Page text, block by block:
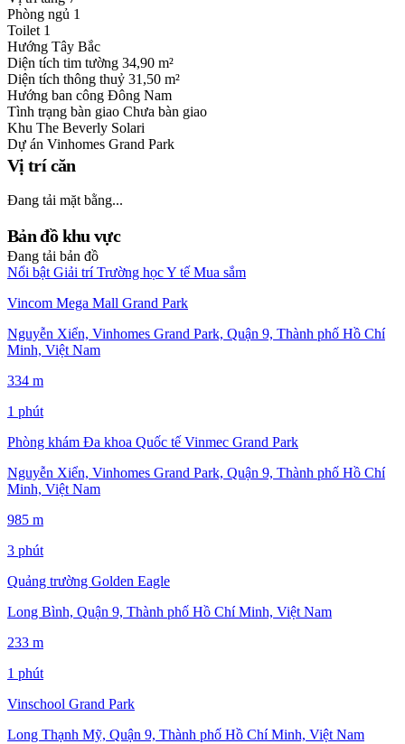
Phòng ngủ 1
Toilet 1
Hướng Tây Bắc
Diện tích tim tường 34,90 m²
Diện tích thông thuỷ 31,50 m²
Hướng ban công Đông Nam
Tình trạng bàn giao Chưa bàn giao
Khu The Beverly Solari
Dự án Vinhomes Grand Park
Vị trí căn
Đang tải mặt bằng...
Bản đồ khu vực
Đang tải bản đồ
Nổi bật Giải trí Trường họcY tế Mua sắm
Vincom Mega Mall Grand Park
Nguyễn Xiển, Vinhomes Grand Park, Quận 9, Thành phố Hồ Chí
Minh, Việt Nam
334 m
1 phút
Phòng khám Đa khoa Quốc tế Vinmec Grand Park
Nguyễn Xiển, Vinhomes Grand Park, Quận 9, Thành phố Hồ Chí
Minh, Việt Nam
985 m
3 phút
Quảng trường Golden Eagle
Long Bình, Quận 9, Thành phố Hồ Chí Minh, Việt Nam
233 m
1 phút
Vinschool Grand Park
Long Thạnh Mỹ, Quận 9, Thành phố Hồ Chí Minh, Việt Nam